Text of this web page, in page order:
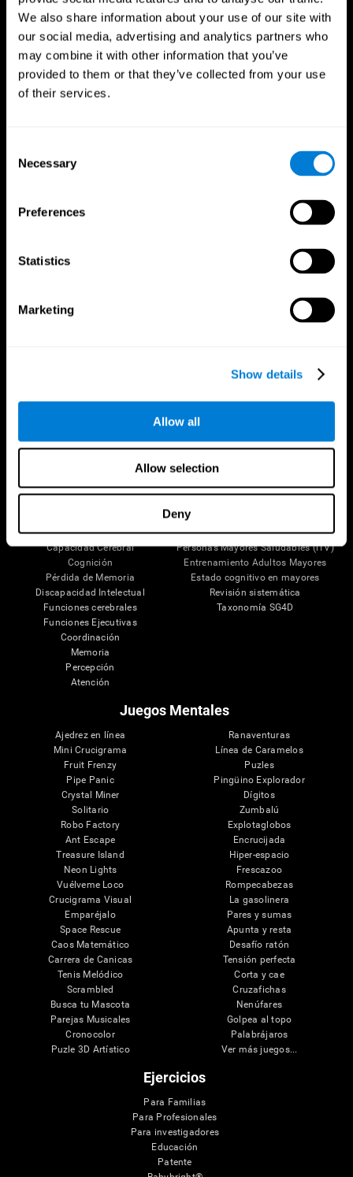
We also share information about your use of our site with
our social media, advertising and analytics partners who
may combine it with other information that you’ve
provided to them or that they’ve collected from your use
of their services.
Selection
Necessary
Preferences
Statistics
Marketing
Show details
Allow all
Allow selection
Deny
Tu Cerebro
Mente y Cerebro
Plasticidad Neuronal
Capacidad Cerebral
Cognición
Pérdida de Memoria
Discapacidad Intelectual
Funciones cerebrales
Funciones Ejecutivas
Coordinación
Memoria
Percepción
Atención
Investigación
Validación de las Terapias Digitales
Juegos de Ordenador
Evaluación Holistica
Personas Mayores Saludables (iTV)
Entrenamiento Adultos Mayores
Estado cognitivo en mayores
Revisión sistemática
Taxonomía SG4D
Juegos Mentales
Ajedrez en línea
Mini Crucigrama
Fruit Frenzy
Pipe Panic
Crystal Miner
Solitario
Robo Factory
Ant Escape
Treasure Island
Neon Lights
Vuélveme Loco
Crucigrama Visual
Emparéjalo
Space Rescue
Caos Matemático
Carrera de Canicas
Tenis Melódico
Scrambled
Busca tu Mascota
Parejas Musicales
Cronocolor
Puzle 3D Artístico
Ranaventuras
Línea de Caramelos
Puzles
Pingüino Explorador
Dígitos
Zumbalú
Explotaglobos
Encrucijada
Hiper-espacio
Frescazoo
Rompecabezas
La gasolinera
Pares y sumas
Apunta y resta
Desafío ratón
Tensión perfecta
Corta y cae
Cruzafichas
Nenúfares
Golpea al topo
Palabrájaros
Ver más juegos...
Ejercicios
Para Familias
Para Profesionales
Para investigadores
Educación
Patente